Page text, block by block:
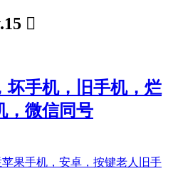

坏手机，旧手机，烂
，微信同号
果手机，安卓，按键老人旧手